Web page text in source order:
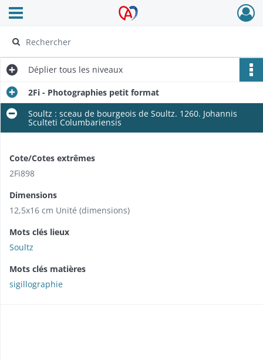
Archives Alsace - Colmar
Ouvrir le menu déroulant
Déplier tous les niveaux
2Fi - Photographies petit format
Soultz : sceau de bourgeois de Soultz. 1260. Johannis
Sculteti Columbariensis
Cote/Cotes extrêmes
2Fi898
Dimensions
12,5x16 cm Unité (dimensions)
Mots clés lieux
Soultz
Mots clés matières
sigillographie